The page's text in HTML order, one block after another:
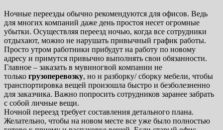
Ночные переезды обычно рекомендуются для офисов. Ведь
для многих компаний даже день простоя несет огромные
убытки. Осуществляя переезд ночью, когда все сотрудники
отдыхают, можно не нарушать привычный график работы.
Просто утром работники прибудут на работу по новому
адресу и примутся привычно выполнять свои обязанности.
Главное – заказать в мувиногвой компании не
только грузоперевозку, но и разборку/ сборку мебели, чтобы
транспортировка вещей произошла быстро и безболезненно
для заказчика. Важно попросить сотрудников заранее забрать
с собой личные вещи.
Ночной переезд требует составления детального плана.
Желательно, чтобы на новом месте все уже было полностью